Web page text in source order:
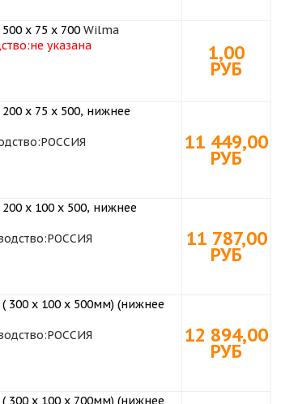
х 75 х 700Wilma
не указана
1,00
РУБ
х 75 х 500, нижнее
РОССИЯ
11 449,00
РУБ
х 100 х 500, нижнее
РОССИЯ
11 787,00
РУБ
300 х 100 х 500мм) (нижнее
РОССИЯ
12 894,00
РУБ
300 х 100 х 700мм) (нижнее